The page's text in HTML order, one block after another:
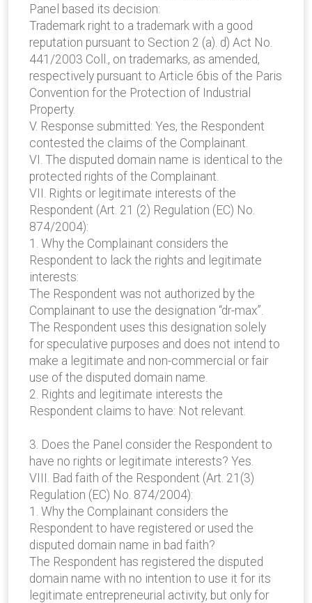
Panel based its decision:
Trademark right to a trademark with a good
reputation pursuant to Section 2 (a). d) Act No.
441/2003 Coll., on trademarks, as amended,
respectively pursuant to Article 6bis of the Paris
Convention for the Protection of Industrial
Property.
V. Response submitted: Yes, the Respondent
contested the claims of the Complainant.
VI. The disputed domain name is identical to the
protected rights of the Complainant.
VII. Rights or legitimate interests of the
Respondent (Art. 21 (2) Regulation (EC) No.
874/2004):
1. Why the Complainant considers the
Respondent to lack the rights and legitimate
interests:
The Respondent was not authorized by the
Complainant to use the designation “dr-max”.
The Respondent uses this designation solely
for speculative purposes and does not intend to
make a legitimate and non-commercial or fair
use of the disputed domain name.
2. Rights and legitimate interests the
Respondent claims to have: Not relevant.
3. Does the Panel consider the Respondent to
have no rights or legitimate interests? Yes.
VIII. Bad faith of the Respondent (Art. 21(3)
Regulation (EC) No. 874/2004):
1. Why the Complainant considers the
Respondent to have registered or used the
disputed domain name in bad faith?
The Respondent has registered the disputed
domain name with no intention to use it for its
legitimate entrepreneurial activity, but only for